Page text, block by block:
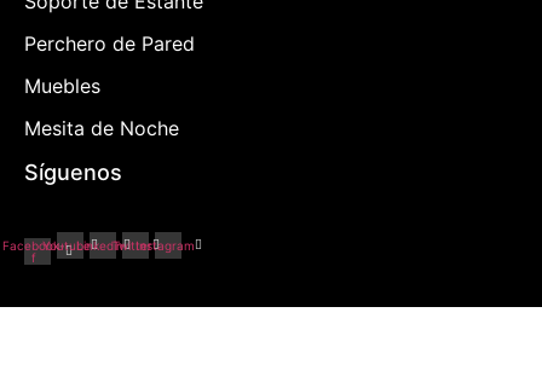
Perchero de Pared
Muebles
Mesita de Noche
Síguenos
Facebook-
f
YoutubeLinkedinTwitterInstagram